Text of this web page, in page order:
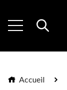
Accueil